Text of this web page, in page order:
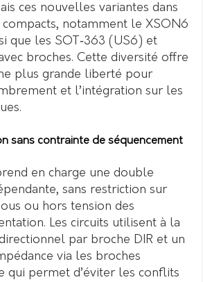
ces nouvelles variantes dans
notamment le XSON6
que les SOT‑363 (US6) et
broches. Cette diversité offre
plus grande liberté pour
et l’intégration sur les
sans contrainte de séquencement
en charge une double
sans restriction sur
ou hors tension des
Les circuits utilisent à la
par broche DIR et un
via les broches
qui permet d’éviter les conflits